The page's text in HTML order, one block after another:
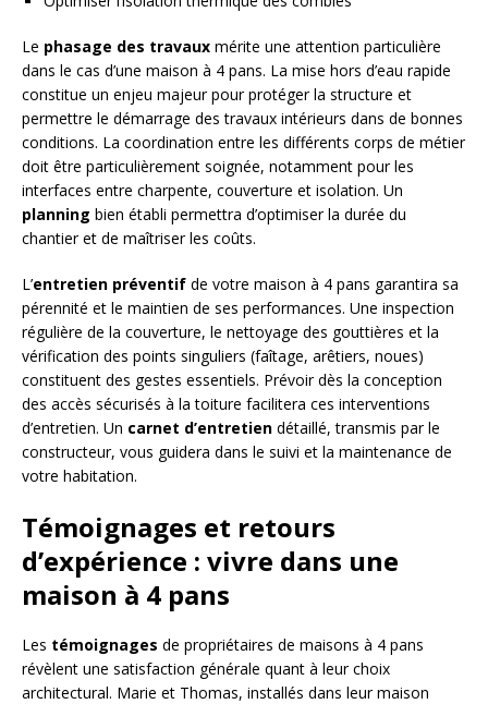
Le phasage des travaux mérite une attention particulière
dans le cas d’une maison à 4 pans. La mise hors d’eau rapide
constitue un enjeu majeur pour protéger la structure et
permettre le démarrage des travaux intérieurs dans de bonnes
conditions. La coordination entre les différents corps de métier
doit être particulièrement soignée, notamment pour les
interfaces entre charpente, couverture et isolation. Un
planning bien établi permettra d’optimiser la durée du
chantier et de maîtriser les coûts.
L’entretien préventif de votre maison à 4 pans garantira sa
pérennité et le maintien de ses performances. Une inspection
régulière de la couverture, le nettoyage des gouttières et la
vérification des points singuliers (faîtage, arêtiers, noues)
constituent des gestes essentiels. Prévoir dès la conception
des accès sécurisés à la toiture facilitera ces interventions
d’entretien. Un carnet d’entretien détaillé, transmis par le
constructeur, vous guidera dans le suivi et la maintenance de
votre habitation.
Témoignages et retours
d’expérience : vivre dans une
maison à 4 pans
Les témoignages de propriétaires de maisons à 4 pans
révèlent une satisfaction générale quant à leur choix
architectural. Marie et Thomas, installés dans leur maison